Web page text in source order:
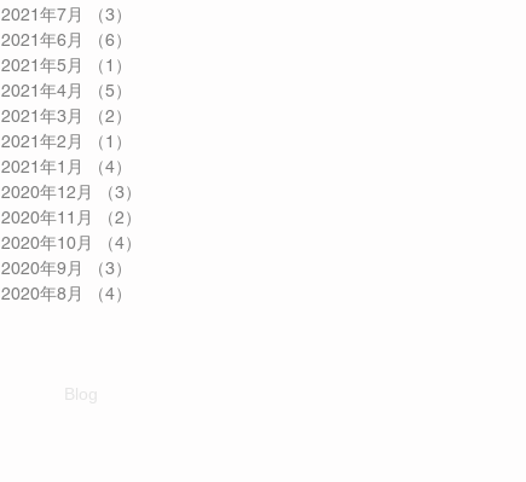
2021年7月
（3）
2021年6月
（6）
2021年5月
（1）
2021年4月
（5）
2021年3月
（2）
2021年2月
（1）
2021年1月
（4）
2020年12月
（3）
2020年11月
（2）
2020年10月
（4）
2020年9月
（3）
2020年8月
（4）
Blog